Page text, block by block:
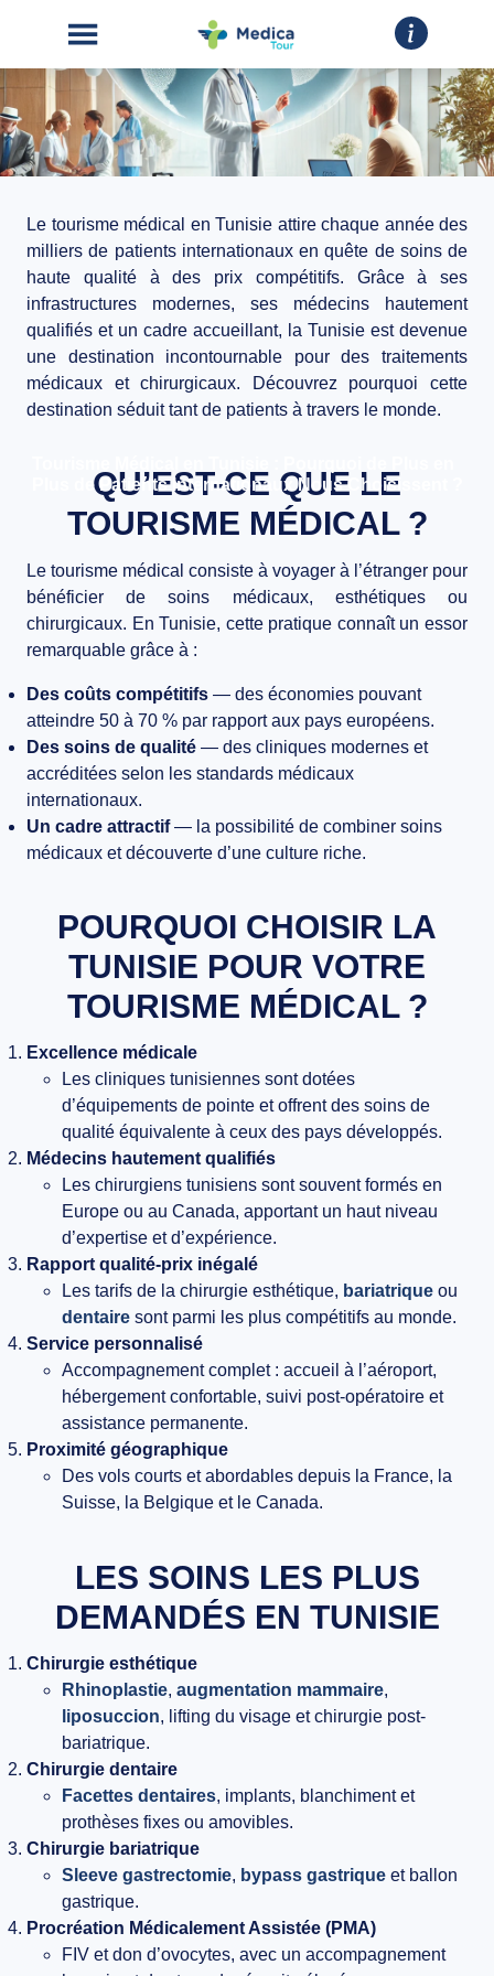
ACCUEIL
CHIRURGIE
INTERVENTIONS
CONTACT
Plus de Patients Internationaux Nous Choisissent ?
Le tourisme médical en Tunisie attire chaque année des
milliers de patients internationaux en quête de soins de
haute qualité à des prix compétitifs. Grâce à ses
infrastructures modernes, ses médecins hautement
qualifiés et un cadre accueillant, la Tunisie est devenue
une destination incontournable pour des traitements
médicaux et chirurgicaux. Découvrez pourquoi cette
destination séduit tant de patients à travers le monde.
QU’EST-CE QUE LE
TOURISME MÉDICAL ?
Le tourisme médical consiste à voyager à l’étranger pour
bénéficier de soins médicaux, esthétiques ou
chirurgicaux. En Tunisie, cette pratique connaît un essor
remarquable grâce à :
Des coûts compétitifs — des économies pouvant
atteindre 50 à 70 % par rapport aux pays européens.
Des soins de qualité — des cliniques modernes et
accréditées selon les standards médicaux
internationaux.
Un cadre attractif— la possibilité de combiner soins
médicaux et découverte d’une culture riche.
POURQUOI CHOISIR LA
TUNISIE POUR VOTRE
TOURISME MÉDICAL ?
Excellence médicale
Les cliniques tunisiennes sont dotées
d’équipements de pointe et offrent des soins de
qualité équivalente à ceux des pays développés.
Médecins hautement qualifiés
Les chirurgiens tunisiens sont souvent formés en
Europe ou au Canada, apportant un haut niveau
d’expertise et d’expérience.
Rapport qualité-prix inégalé
Les tarifs de la chirurgie esthétique, bariatrique ou
dentaire sont parmi les plus compétitifs au monde.
Service personnalisé
Accompagnement complet : accueil à l’aéroport,
hébergement confortable, suivi post-opératoire et
assistance permanente.
Proximité géographique
Des vols courts et abordables depuis la France, la
Suisse, la Belgique et le Canada.
LES SOINS LES PLUS
DEMANDÉS EN TUNISIE
Chirurgie esthétique
Rhinoplastie, augmentation mammaire,
liposuccion, lifting du visage et chirurgie post-
bariatrique.
Chirurgie dentaire
Facettes dentaires, implants, blanchiment et
prothèses fixes ou amovibles.
Chirurgie bariatrique
Sleeve gastrectomie, bypass gastrique et ballon
gastrique.
Procréation Médicalement Assistée (PMA)
FIV et don d’ovocytes, avec un accompagnement